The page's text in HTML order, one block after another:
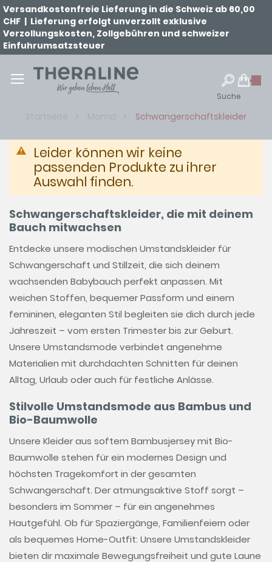
Versandkostenfreie Lieferung in die Schweiz ab 60,00
CHF | Lieferung erfolgt unverzollt exklusive
Verzollungskosten, Zollgebühren und schweizer
Einfuhrumsatzsteuer
Suche
Startseite Mama Schwangerschaftskleider
Leider können wir keine
passenden Produkte zu ihrer
Auswahl finden.
Schwangerschaftskleider, die mit deinem
Bauch mitwachsen
Entdecke unsere modischen Umstandskleider für
Schwangerschaft und Stillzeit, die sich deinem
wachsenden Babybauch perfekt anpassen. Mit
weichen Stoffen, bequemer Passform und einem
femininen, eleganten Stil begleiten sie dich durch jede
Jahreszeit – vom ersten Trimester bis zur Geburt.
Unsere Umstandsmode verbindet angenehme
Materialien mit durchdachten Schnitten für deinen
Alltag, Urlaub oder auch für festliche Anlässe.
Stilvolle Umstandsmode aus Bambus und
Bio-Baumwolle
Unsere Kleider aus softem Bambusjersey mit Bio-
Baumwolle stehen für ein modernes Design und
höchsten Tragekomfort in der gesamten
Schwangerschaft. Der atmungsaktive Stoff sorgt –
besonders im Sommer – für ein angenehmes
Hautgefühl. Ob für Spaziergänge, Familienfeiern oder
als bequemes Home-Outfit: Unsere Umstandskleider
bieten dir maximale Bewegungsfreiheit und gute Laune